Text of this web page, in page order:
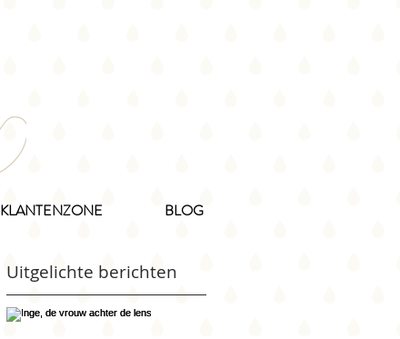
KLANTENZONE BLOG
Uitgelichte berichten